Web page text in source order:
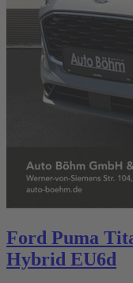
Ford Puma
Hybrid EU6d